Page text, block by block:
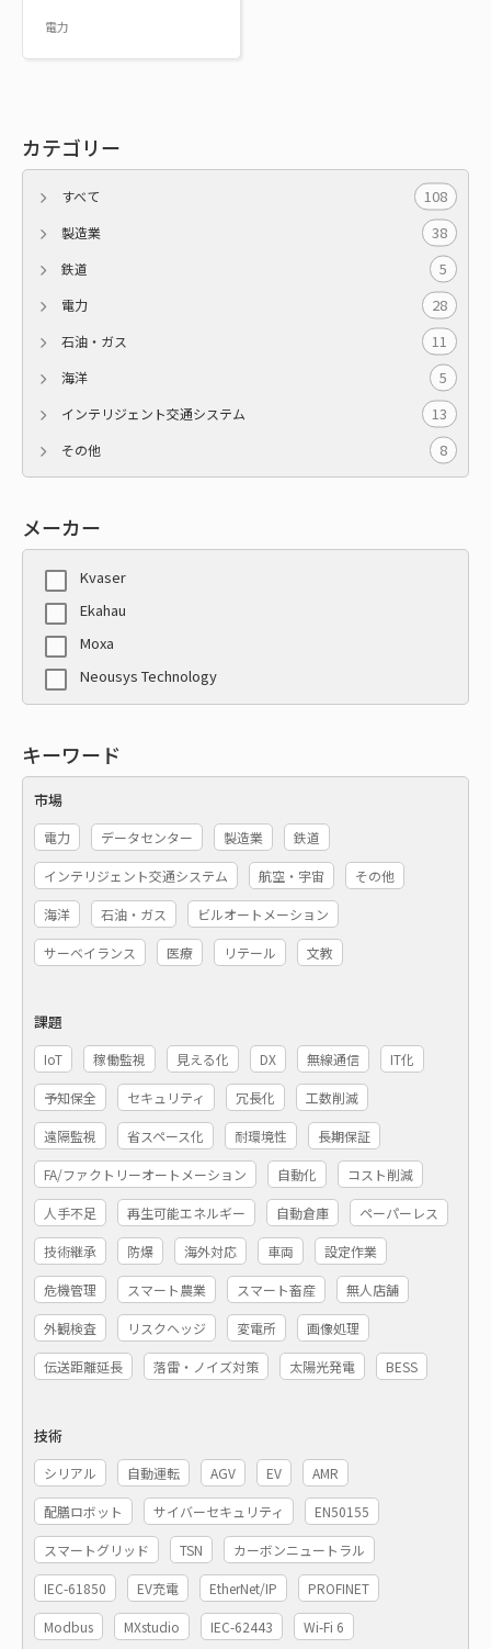
電力
カテゴリー
すべて 108
製造業 38
鉄道 5
電力 28
石油・ガス 11
海洋 5
インテリジェント交通システム 13
その他 8
メーカー
Kvaser
Ekahau
Moxa
Neousys Technology
キーワード
市場
電力 データセンター 製造業 鉄道
インテリジェント交通システム 航空・宇宙 その他
海洋 石油・ガス ビルオートメーション
サーベイランス 医療 リテール 文教
課題
IoT 稼働監視 見える化 DX 無線通信 IT化
予知保全 セキュリティ 冗長化 工数削減
遠隔監視 省スペース化 耐環境性 長期保証
FA/ファクトリーオートメーション 自動化 コスト削減
人手不足 再生可能エネルギー 自動倉庫 ペーパーレス
技術継承 防爆 海外対応 車両 設定作業
危機管理 スマート農業 スマート畜産 無人店舗
外観検査 リスクヘッジ 変電所 画像処理
伝送距離延長 落雷・ノイズ対策 太陽光発電 BESS
技術
シリアル 自動運転 AGV EV AMR
配膳ロボット サイバーセキュリティ EN50155
スマートグリッド TSN カーボンニュートラル
IEC-61850 EV充電 EtherNet/IP PROFINET
Modbus MXstudio IEC-62443 Wi-Fi 6